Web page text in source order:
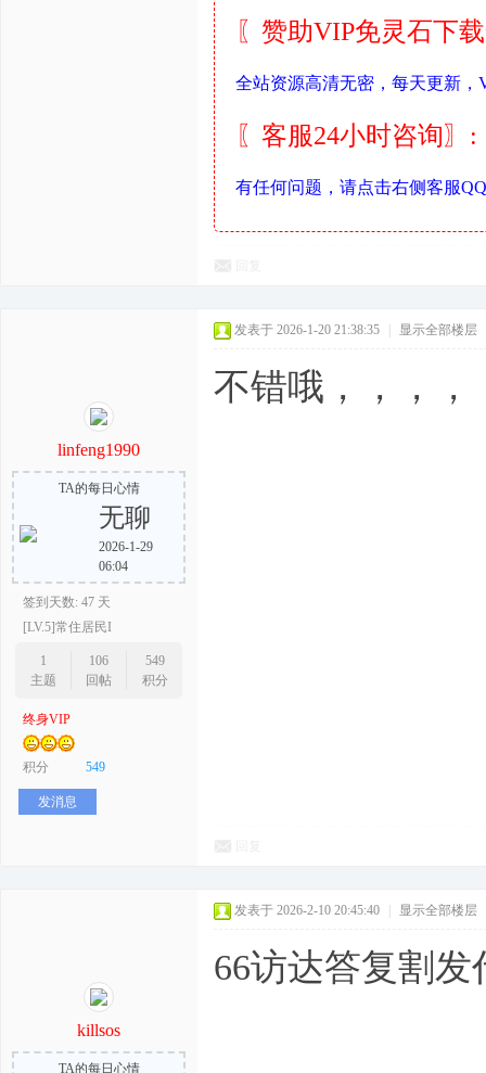
〖赞助VIP免灵石下
全站资源高清无密，每天更新
〖客服24小时咨询〗:
有任何问题，请点击右侧客服
linfeng1990
TA的每日心情
无聊
2026-1-29
06:04
签到天数: 47 天
[LV.5]常住居民I
1
主题
106
回帖
549
积分
终身VIP
积分 549
发消息
发表于 2026-1-20 21:38:35 显示全部楼层
不错哦，，，，
killsos
TA的每日心情
发表于 2026-2-10 20:45:40 显示全部楼层
66访达答复割发